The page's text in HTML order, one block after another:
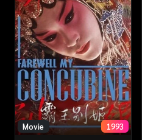
Movie 1993